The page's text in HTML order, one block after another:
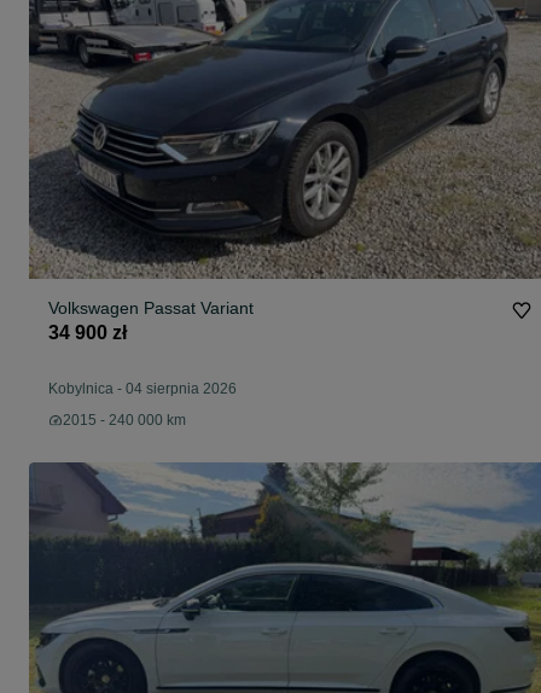
Volkswagen Passat Variant
34 900 zł
Kobylnica - 04 sierpnia 2026
2015 - 240 000 km